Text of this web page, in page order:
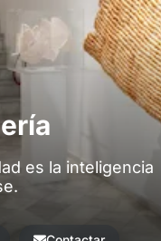
es la inteligencia